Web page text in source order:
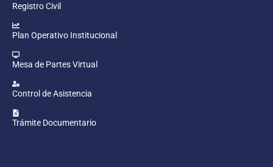
Registro Civil
Plan Operativo Institucional
Mesa de Partes Virtual
Control de Asistencia
Trámite Documentario